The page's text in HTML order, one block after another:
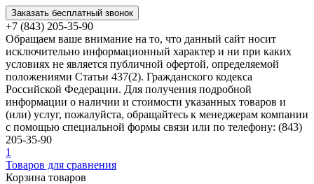
Заказать бесплатный звонок
+7 (843) 205-35-90
Обращаем ваше внимание на то, что данный сайт носит
исключительно информационный характер и ни при каких
условиях не является публичной офертой, определяемой
положениями Статьи 437(2). Гражданского кодекса
Российской Федерации. Для получения подробной
информации о наличии и стоимости указанных товаров и
(или) услуг, пожалуйста, обращайтесь к менеджерам компании
с помощью специальной формы связи или по телефону: (843)
205-35-90
1
Товаров для сравнения
Корзина товаров